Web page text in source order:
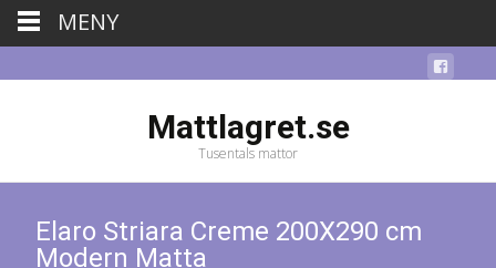
Mattlagret.se
Tusentals mattor
Elaro Striara Creme 200X290 cm
Modern Matta
MENY